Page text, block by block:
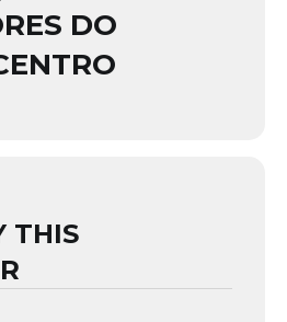
DO
THIS